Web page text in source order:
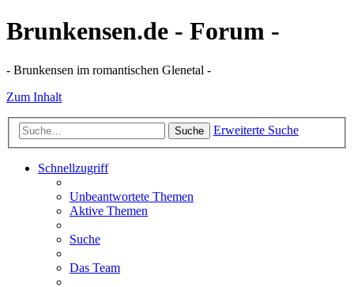
Brunkensen.de - Forum -
- Brunkensen im romantischen Glenetal -
Zum Inhalt
Suche Erweiterte Suche
Schnellzugriff
Unbeantwortete Themen
Aktive Themen
Suche
Das Team